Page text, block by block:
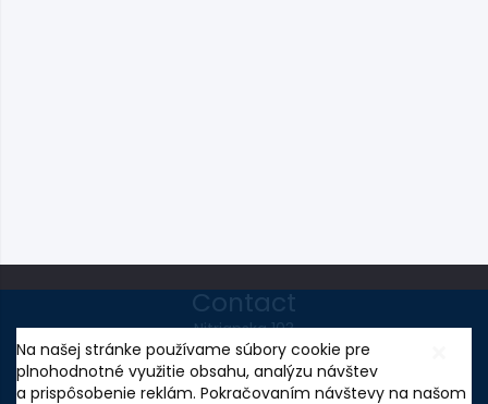
Contact
Nitrianska 103
95801 Partizánske, SLOVAKIA
Tel.: +421 38 749 71 27,+421 38 749 10 58
Fax.: +421 38 749 71 26
Na našej stránke používame súbory cookie pre
plnohodnotné využitie obsahu, analýzu návštev
a prispôsobenie reklám. Pokračovaním návštevy na našom